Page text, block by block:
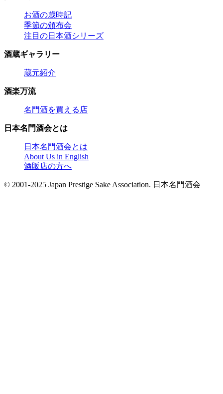
お酒の歳時記
季節の頒布会
注目の日本酒シリーズ
酒蔵ギャラリー
蔵元紹介
酒楽万流
名門酒を買える店
日本名門酒会とは
日本名門酒会とは
About Us in English
酒販店の方へ
© 2001-2025 Japan Prestige Sake Association. 日本名門酒会